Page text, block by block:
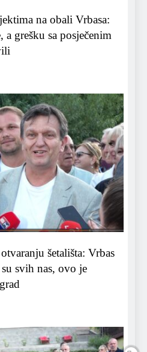
na obali Vrbasa:
grešku sa posječenim
šetališta: Vrbas
svih nas, ovo je